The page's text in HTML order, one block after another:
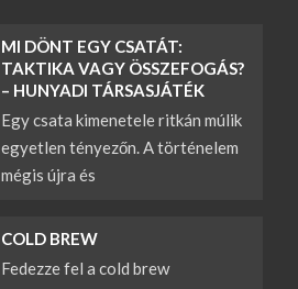
MI DÖNT EGY CSATÁT:
TAKTIKA VAGY ÖSSZEFOGÁS?
– HUNYADI TÁRSASJÁTÉK
Egy csata kimenetele ritkán múlik
egyetlen tényezőn. A történelem
mégis újra és
COLD BREW
Fedezze fel a cold brew